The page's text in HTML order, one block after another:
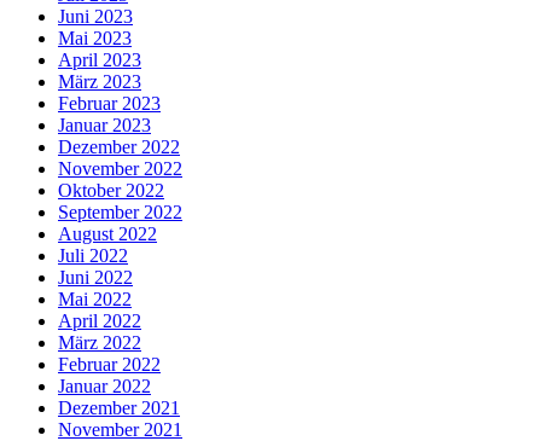
Juni 2023
Mai 2023
April 2023
März 2023
Februar 2023
Januar 2023
Dezember 2022
November 2022
Oktober 2022
September 2022
August 2022
Juli 2022
Juni 2022
Mai 2022
April 2022
März 2022
Februar 2022
Januar 2022
Dezember 2021
November 2021